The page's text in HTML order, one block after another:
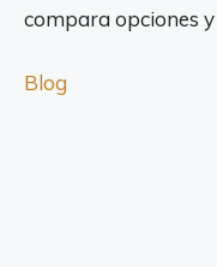
compara opciones
Blog